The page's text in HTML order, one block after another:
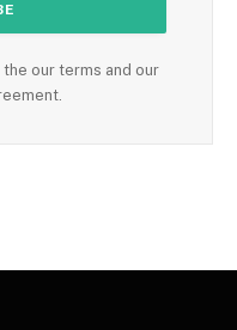
our terms and our